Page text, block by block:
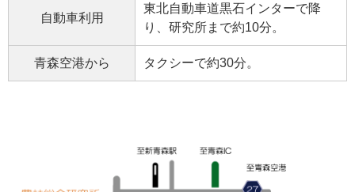
自動車利用
東北自動車道黒石インターで降
り、研究所まで約10分。
青森空港から タクシーで約30分。